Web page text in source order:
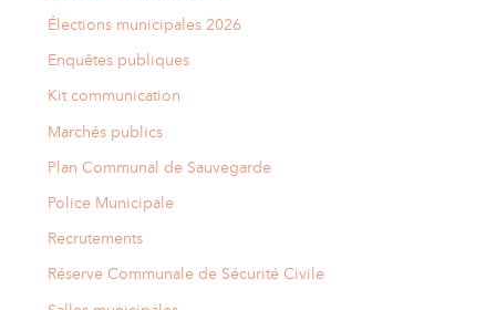
Élections municipales 2026
Enquêtes publiques
Kit communication
Marchés publics
Plan Communal de Sauvegarde
Police Municipale
Recrutements
Réserve Communale de Sécurité Civile